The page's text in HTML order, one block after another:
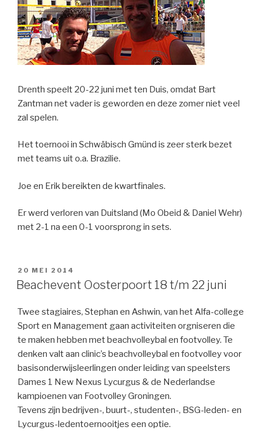
Drenth speelt 20-22 juni met ten Duis, omdat Bart
Zantman net vader is geworden en deze zomer niet veel
zal spelen.
Het toernooi in Schwäbisch Gmünd is zeer sterk bezet
met teams uit o.a. Brazilie.
Joe en Erik bereikten de kwartfinales.
Er werd verloren van Duitsland (Mo Obeid & Daniel Wehr)
met 2-1 na een 0-1 voorsprong in sets.
GEPLAATST
OP
20 MEI 2014
Beachevent Oosterpoort 18 t/m 22 juni
Twee stagiaires, Stephan en Ashwin, van het Alfa-college
Sport en Management gaan activiteiten orgniseren die
te maken hebben met beachvolleybal en footvolley. Te
denken valt aan clinic’s beachvolleybal en footvolley voor
basisonderwijsleerlingen onder leiding van speelsters
Dames 1 New Nexus Lycurgus & de Nederlandse
kampioenen van Footvolley Groningen.
Tevens zijn bedrijven-, buurt-, studenten-, BSG-leden- en
Lycurgus-ledentoernooitjes een optie.